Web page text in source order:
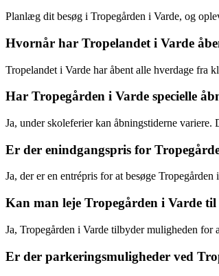
Planlæg dit besøg i Tropegården i Varde, og
Hvornår har Tropelandet i Varde
Tropelandet i Varde har åbent alle hverdage fra
Har Tropegården i Varde specielle
Ja, under skoleferier kan åbningstiderne variere.
Er der enindgangspris for
Ja, der er en entrépris for at besøge
Kan man leje Tropegården i Varde
Ja, Tropegården i Varde tilbyder muligheden
Er der parkeringsmuligheder ved